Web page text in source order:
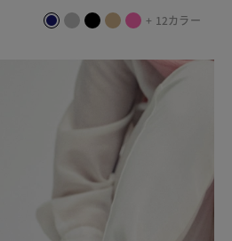
+ 12カラー